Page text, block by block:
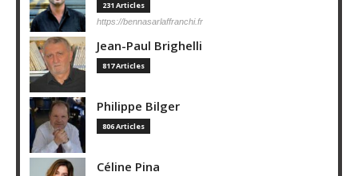
231 Articles
https://bennasarlaffranchi.fr
Jean-Paul Brighelli
817 Articles
Philippe Bilger
806 Articles
Céline Pina